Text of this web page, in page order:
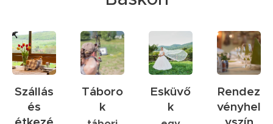
Szállás
és
Táboro
k
Esküvő
k
Rendez
vényhel